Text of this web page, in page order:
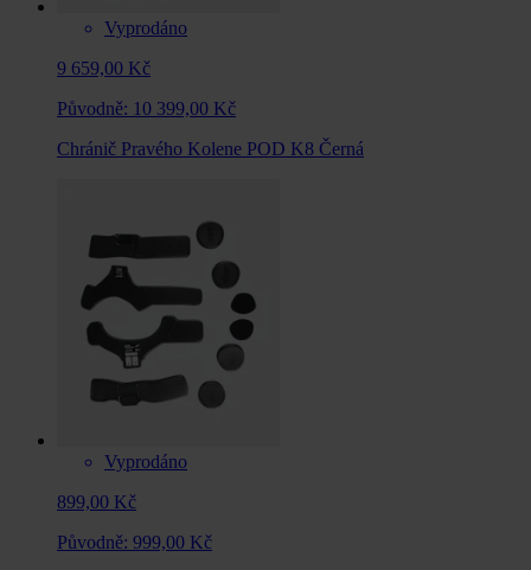
Vyprodáno
9 659,00 Kč
Původně: 10 399,00 Kč
Chránič Pravého Kolene POD K8 Černá
Vyprodáno
899,00 Kč
Původně: 999,00 Kč